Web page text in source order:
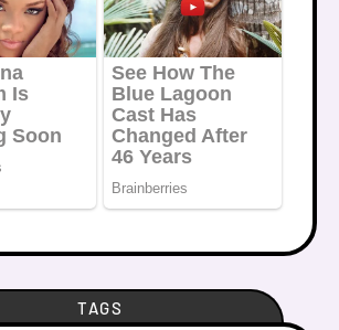
TAGS